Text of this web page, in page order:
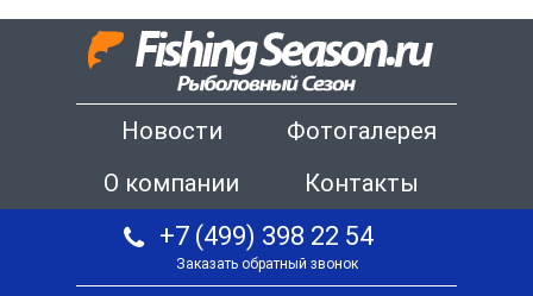
Новости
Фотогалерея
О компании
Контакты
+7 (499) 398 22 54
Заказать обратный звонок